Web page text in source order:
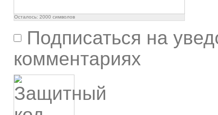
Осталось: 2000 символов
Подписаться на
комментариях